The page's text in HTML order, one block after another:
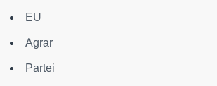
EU
Agrar
Partei